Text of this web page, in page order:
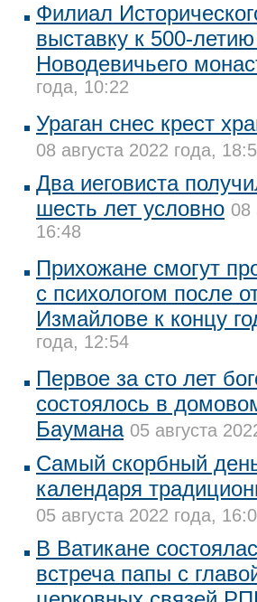
Филиал
выставку к 500-
Новодевичьего
года, 10:22
Ураган снес крест
08 августа 2022 года,
Два иеговиста
шесть лет условно 08
16:48
Прихожане смогут
с психологом после
Измайлове к концу
года, 12:54
Первое за сто лет
состоялось в
Баумана 05 августа
Самый скорбный
календаря
05 августа 2022 года,
В Ватикане
встреча папы с